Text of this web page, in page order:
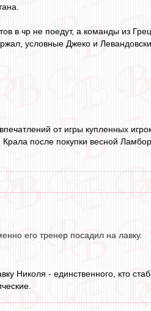
в чр не поедут, а команды из
условные Джеко и
от игры купленных
после покупки весной
его тренер посадил на лавку.
Николя - единственного, кто